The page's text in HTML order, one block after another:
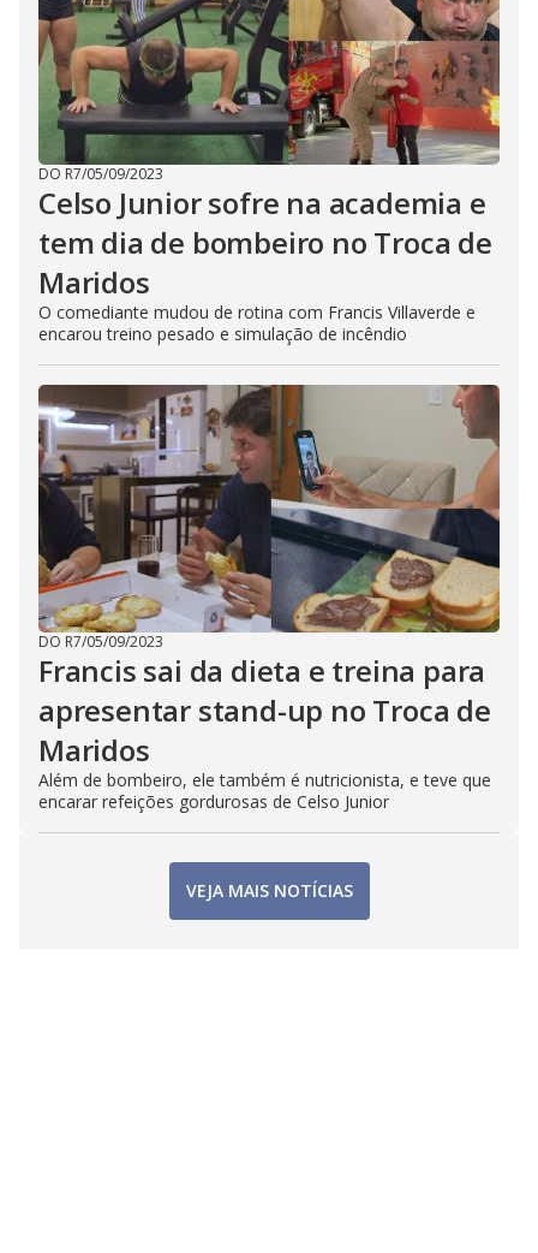
DO R7/05/09/2023
Celso Junior sofre na academia e
tem dia de bombeiro no Troca de
Maridos
O comediante mudou de rotina com Francis Villaverde e
encarou treino pesado e simulação de incêndio
DO R7/05/09/2023
Francis sai da dieta e treina para
apresentar stand-up no Troca de
Maridos
Além de bombeiro, ele também é nutricionista, e teve que
encarar refeições gordurosas de Celso Junior
VEJA MAIS NOTÍCIAS